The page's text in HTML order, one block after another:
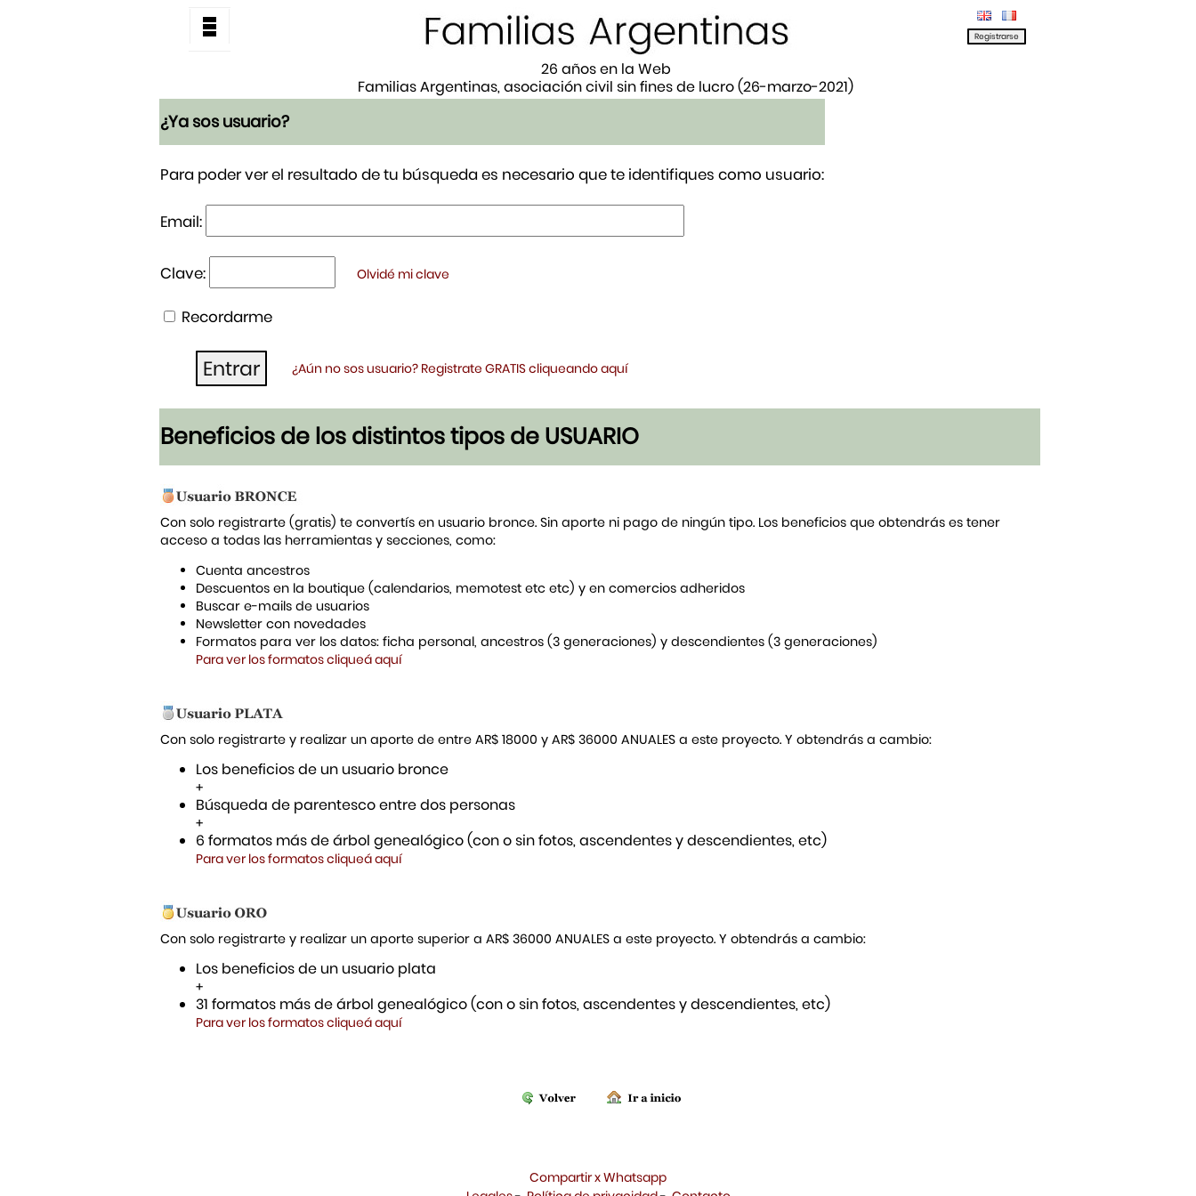
26 años en la Web
Familias Argentinas, asociación civil sin fines de lucro (26-marzo-2021)
¿Ya sos usuario?
Para poder ver el resultado de tu búsqueda es necesario que te identifiques como usuario:
Email:
Clave: Olvidé mi clave
Recordarme
¿Aún no sos usuario? Registrate GRATIS cliqueando aquí
Beneficios de los distintos tipos de USUARIO
Con solo registrarte (gratis) te convertís en usuario bronce. Sin aporte ni pago de ningún tipo. Los beneficios que obtendrás es tener
acceso a todas las herramientas y secciones, como:
Cuenta ancestros
Descuentos en la boutique (calendarios, memotest etc etc) y en comercios adheridos
Buscar e-mails de usuarios
Newsletter con novedades
Formatos para ver los datos: ficha personal, ancestros (3 generaciones) y descendientes (3 generaciones)
Para ver los formatos cliqueá aquí
Con solo registrarte y realizar un aporte de entre AR$ 18000 y AR$ 36000 ANUALES a este proyecto. Y obtendrás a cambio:
Los beneficios de un usuario bronce
+
Búsqueda de parentesco entre dos personas
+
6 formatos más de árbol genealógico (con o sin fotos, ascendentes y descendientes, etc)
Para ver los formatos cliqueá aquí
Con solo registrarte y realizar un aporte superior a AR$ 36000 ANUALES a este proyecto. Y obtendrás a cambio:
Los beneficios de un usuario plata
+
31 formatos más de árbol genealógico (con o sin fotos, ascendentes y descendientes, etc)
Para ver los formatos cliqueá aquí
Compartir x Whatsapp